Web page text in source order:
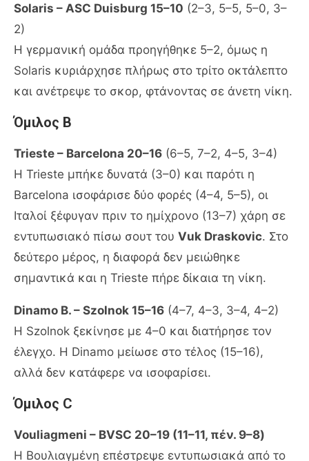
Solaris – ASC Duisburg 15–10 (2–3, 5–5, 5–0, 3–
2)
Η γερμανική ομάδα προηγήθηκε 5–2, όμως η
Solaris κυριάρχησε πλήρως στο τρίτο οκτάλεπτο
και ανέτρεψε το σκορ, φτάνοντας σε άνετη νίκη.
Όμιλος Β
Trieste – Barcelona 20–16 (6–5, 7–2, 4–5, 3–4)
Η Trieste μπήκε δυνατά (3–0) και παρότι η
Barcelona ισοφάρισε δύο φορές (4–4, 5–5), οι
Ιταλοί ξέφυγαν πριν το ημίχρονο (13–7) χάρη σε
εντυπωσιακό πίσω σουτ του Vuk Draskovic. Στο
δεύτερο μέρος, η διαφορά δεν μειώθηκε
σημαντικά και η Trieste πήρε δίκαια τη νίκη.
Dinamo B. – Szolnok 15–16 (4–7, 4–3, 3–4, 4–2)
Η Szolnok ξεκίνησε με 4–0 και διατήρησε τον
έλεγχο. Η Dinamo μείωσε στο τέλος (15–16),
αλλά δεν κατάφερε να ισοφαρίσει.
Όμιλος C
Vouliagmeni – BVSC 20–19 (11–11, πέν. 9–8)
Η Βουλιαγμένη επέστρεψε εντυπωσιακά από το